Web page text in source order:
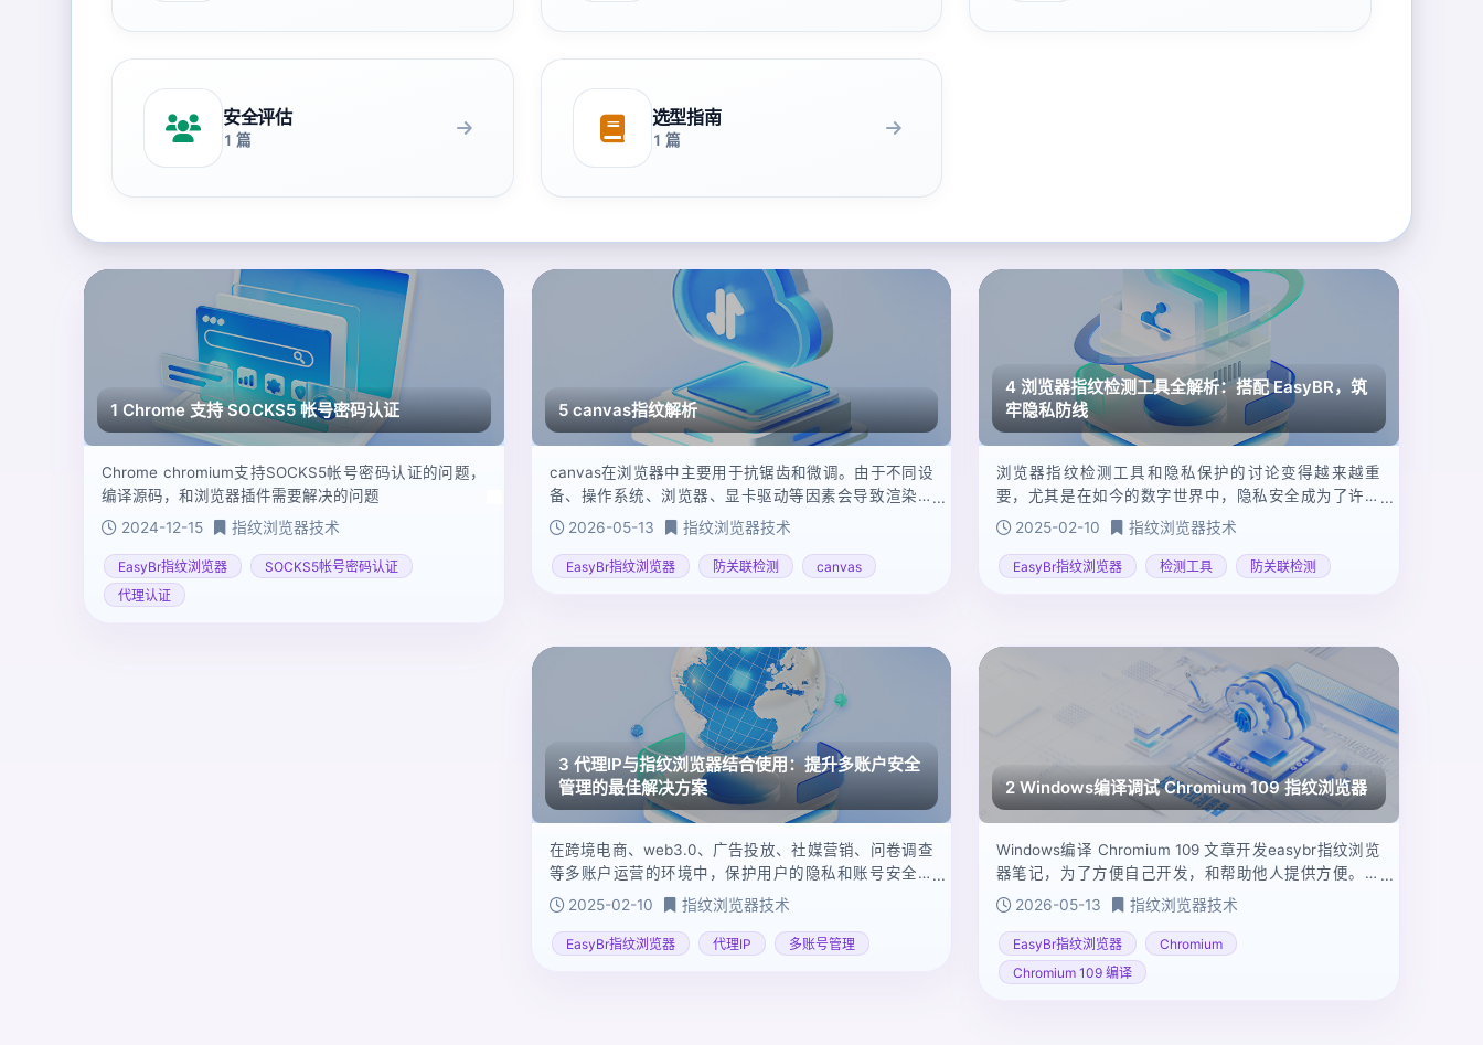
安全评估
1 篇
选型指南
1 篇
1 Chrome 支持 SOCKS5 帐号密码认证
Chrome chromium支持SOCKS5帐号密码认证的问题，
编译源码，和浏览器插件需要解决的问题
2024-12-15
指纹浏览器技术
EasyBr指纹浏览器
SOCKS5帐号密码认证
代理认证
5 canvas指纹解析
canvas在浏览器中主要用于抗锯齿和微调。由于不同设
备、操作系统、浏览器、显卡驱动等因素会导致渲染结
果不同，因此可以用它来跟踪用户。
2026-05-13 指纹浏览器技术
EasyBr指纹浏览器 防关联检测 canvas
4 浏览器指纹检测工具全解析：搭配 EasyBR，筑
牢隐私防线
浏览器指纹检测工具和隐私保护的讨论变得越来越重
要，尤其是在如今的数字世界中，隐私安全成为了许多
用户的关注重点。你提到的 *AdsPower* 是一款知名的
浏览器管理工具，它与浏览器指纹检测的关系非常密
切。我们可以从以下几个角度来解析：
2025-02-10 指纹浏览器技术
EasyBr指纹浏览器 检测工具 防关联检测
3 代理IP与指纹浏览器结合使用：提升多账户安全
管理的最佳解决方案
在跨境电商、web3.0、广告投放、社媒营销、问卷调查
等多账户运营的环境中，保护用户的隐私和账号安全成
为了一项挑战。随着网站对用户行为分析的精细化，单
器，如 **EasyBr**，能够为用户提供更为强大的隐私保
2025-02-10 指纹浏览器技术
EasyBr指纹浏览器 代理IP 多账号管理
2 Windows编译调试 Chromium 109 指纹浏览器
Windows编译 Chromium 109 文章开发easybr指纹浏览
器笔记，为了方便自己开发，和帮助他人提供方便。亲
测成功，并编译多个版本.Chromium 是众多浏览器的核
要意义。
2026-05-13 指纹浏览器技术
EasyBr指纹浏览器
Chromium
Chromium 109 编译